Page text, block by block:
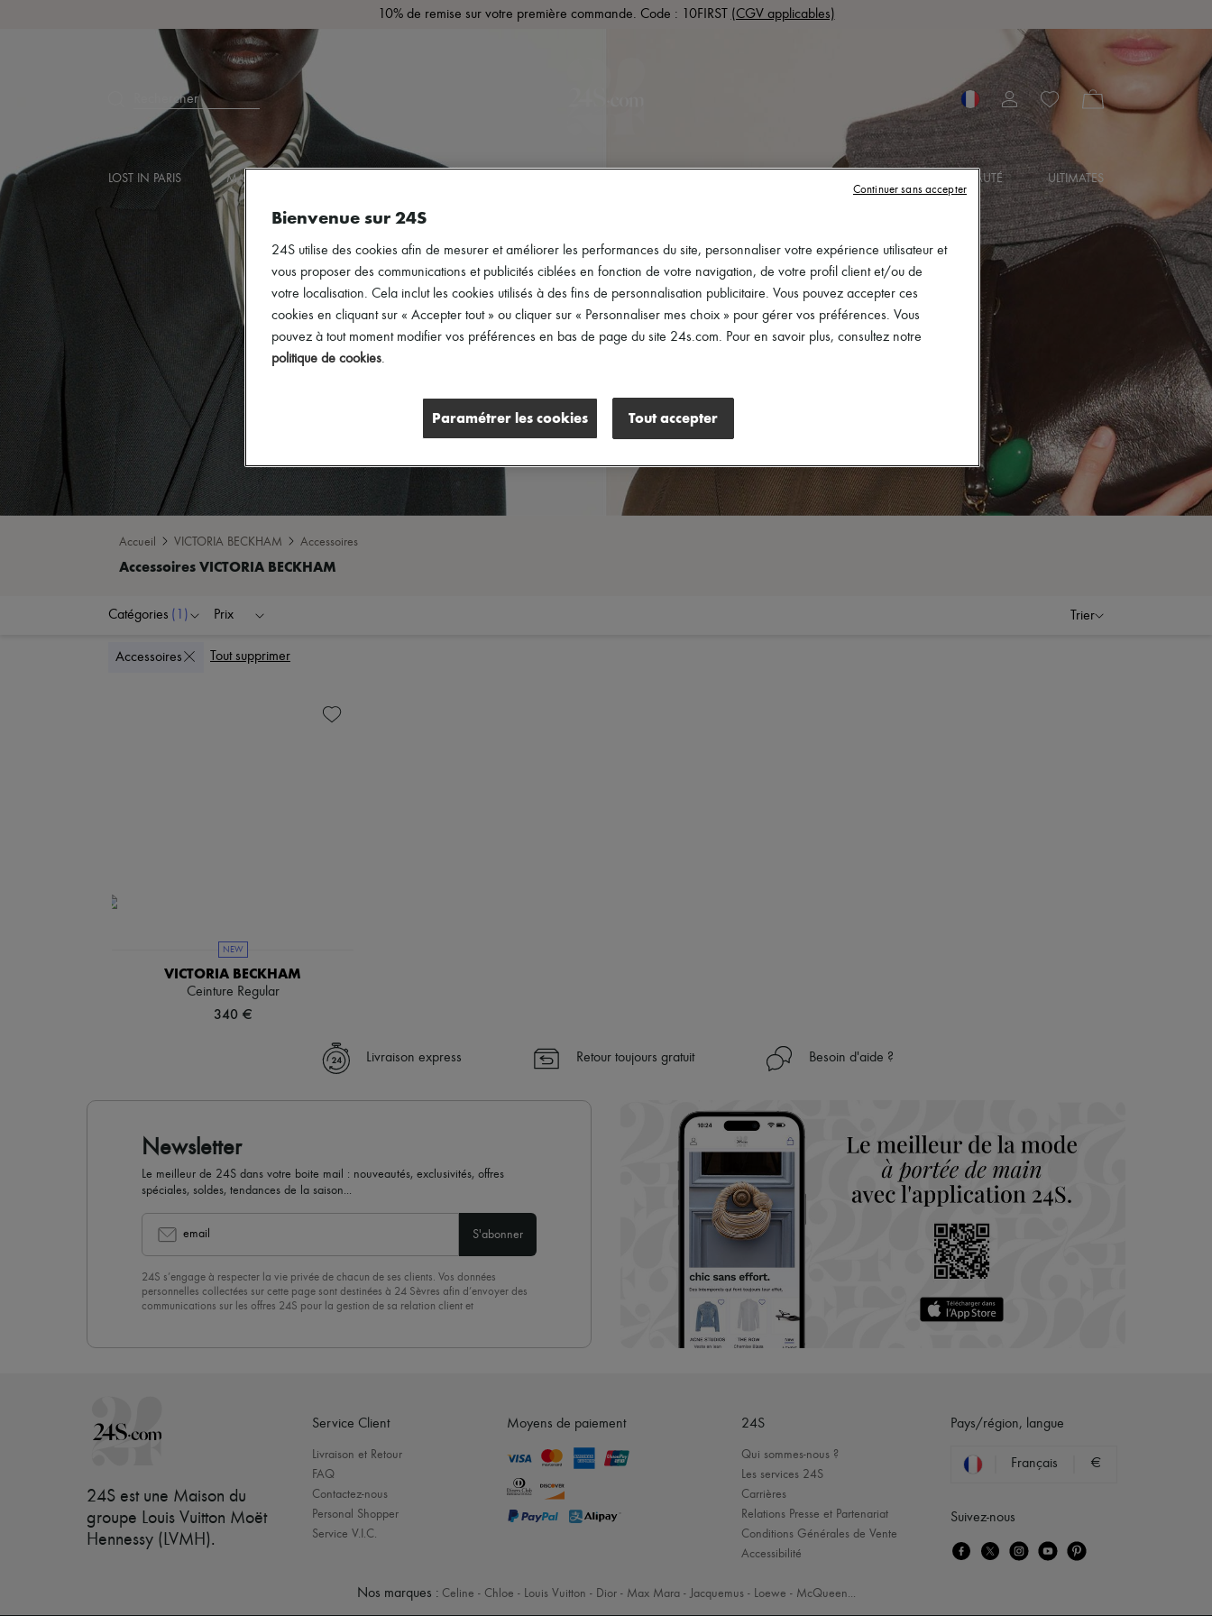
10% de remise sur votre première commande. Code : 10FIRST (CGV applicables)
Rechercher
LOST IN PARIS MARQUES BEAUTÉ ULTIMATES
Accueil VICTORIA BECKHAM Accessoires
Catégories (1) Prix Trier
Accessoires Tout supprimer
NEW
VICTORIA BECKHAM
Ceinture Regular
340 €
Livraison express Retour toujours gratuit Besoin d'aide ?
Newsletter
Le meilleur de 24S dans votre boite mail : nouveautés, exclusivités, offres
spéciales, soldes, tendances de la saison...
email S'abonner
24S s’engage à respecter la vie privée de chacun de ses clients. Vos données
personnelles collectées sur cette page sont destinées à 24 Sèvres afin d’envoyer des
communications sur les offres 24S pour la gestion de sa relation client et
désinscrire » en bas de page de nos emails.
24S est une Maison du
groupe Louis Vuitton Moët
Hennessy (LVMH).
Service Client
Livraison et Retour
FAQ
Contactez-nous
Personal Shopper
Service V.I.C.
Moyens de paiement 24S
Qui sommes-nous ?
Les services 24S
Carrières
Relations Presse et Partenariat
Conditions Générales de Vente
Accessibilité
Pays/région, langue
Français €
Suivez-nous
Nos marques : Celine - Chloe - Louis Vuitton - Dior- Max Mara- Jacquemus- Loewe - McQueen...
Bienvenue sur 24S
24S utilise des cookies afin de mesurer et améliorer les performances du site, personnaliser votre expérience utilisateur et
vous proposer des communications et publicités ciblées en fonction de votre navigation, de votre profil client et/ou de
votre localisation. Cela inclut les cookies utilisés à des fins de personnalisation publicitaire. Vous pouvez accepter ces
cookies en cliquant sur « Accepter tout » ou cliquer sur « Personnaliser mes choix » pour gérer vos préférences. Vous
pouvez à tout moment modifier vos préférences en bas de page du site 24s.com. Pour en savoir plus, consultez notre
politique de cookies.
Paramétrer les cookies Tout accepter
Continuer sans accepter